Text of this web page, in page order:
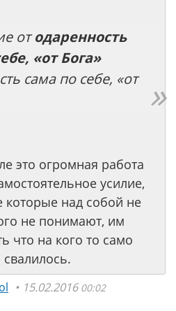
отодаренность
«от Бога»
сама по себе, «от
это огромная работа
усилие,
над собой не
не понимают, им
что на кого то само
15.02.201600:02